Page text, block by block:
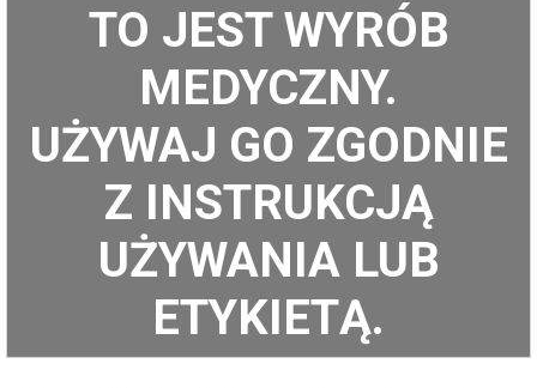
TO JEST WYRÓB
MEDYCZNY.
UŻYWAJ GO ZGODNIE
Z INSTRUKCJĄ
UŻYWANIA LUB
ETYKIETĄ.